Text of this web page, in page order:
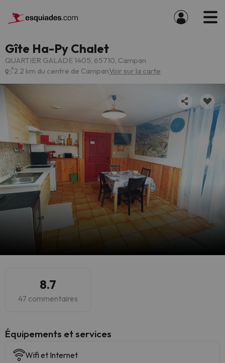
Gîte Ha-Py Chalet
QUARTIER GALADE 1405, 65710, Campan
2.2 km du centre de CampanVoir sur la carte
8.7
47 commentaires
​Équipements et services
Wifi et Internet